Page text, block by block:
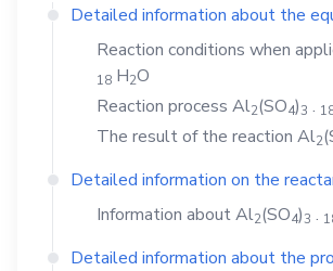
Detailed information about the
Reaction conditions when
18 H2O
Reaction process Al2(SO4)3 . 1
The result of the reaction Al2
Detailed information on the
Information aboutAl2(SO4)3 . 1
Detailed information about the